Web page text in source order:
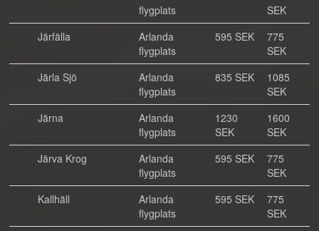
flygplats
SEK
Järfälla
Arlanda
flygplats
595 SEK
775
SEK
Järla Sjö
Arlanda
flygplats
835 SEK
1085
SEK
Järna
Arlanda
flygplats
1230
SEK
1600
SEK
Järva Krog
Arlanda
flygplats
595 SEK
775
SEK
Kallhäll
Arlanda
flygplats
595 SEK
775
SEK